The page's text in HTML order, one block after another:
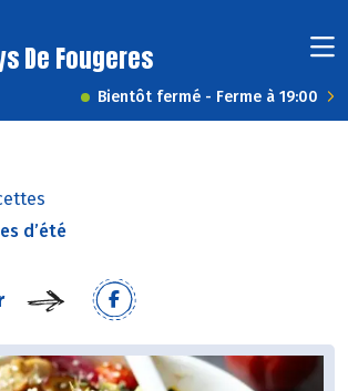
De Fougeres
Bientôt fermé - Ferme à 19:00
d’été